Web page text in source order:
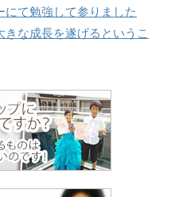
て勉強して参りました
な成長を遂げるというこ